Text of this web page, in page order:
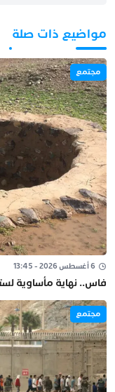
مواضيع ذات صلة
مجتمع
6 أغسطس 2026 - 13:45
فاس.. نهاية مأساوية
مجتمع